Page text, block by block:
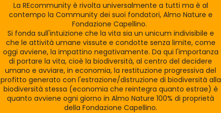
La REcommunity è rivolta universalmente a tutti ma è al
contempo la Community dei suoi fondatori, Almo Nature e
Fondazione Capellino.
Si fonda sull'intuizione che la vita sia un unicum indivisibile e
che le attività umane vissute e condotte senza limite, come
oggi avviene, la impattino negativamente. Da qui l'importanza
di portare la vita, cioè la biodiversità, al centro del decidere
umano e avviare, in economia, la restituzione progressiva del
profitto generato con l'estrazione/distruzione di biodiversità alla
biodiversità stessa (economia che reintegra quanto estrae) è
quanto avviene ogni giorno in Almo Nature 100% di proprietà
della Fondazione Capellino.